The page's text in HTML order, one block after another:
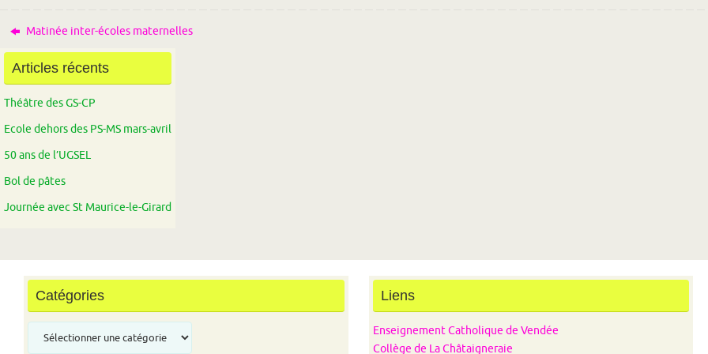
Matinée inter-écoles maternelles
Articles récents
Théâtre des GS-CP
Ecole dehors des PS-MS mars-avril
50 ans de l’UGSEL
Bol de pâtes
Journée avec St Maurice-le-Girard
Catégories Liens
Enseignement Catholique de Vendée
Collège de La Châtaigneraie